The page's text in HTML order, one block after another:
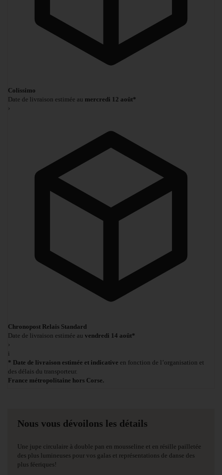
Colissimo
Date de livraison estimée au mercredi 12 août*
›
Chronopost Relais Standard
Date de livraison estimée au vendredi 14 août*
›
i
* Date de livraison estimée et indicative en fonction de l’organisation et
des délais du transporteur.
France métropolitaine hors Corse.
Nous vous dévoilons les détails
Une jupe circulaire à double pan en mousseline et en résille pailletée
des plus lumineuses pour vos galas et représentations de danse des
plus féeriques!